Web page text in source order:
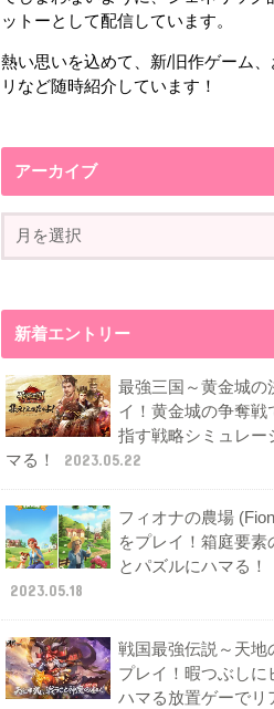
ットーとして配信しています。
熱い思いを込めて、新/旧作ゲーム
リなど随時紹介しています！
アーカイブ
新着エントリー
最強三国～黄金城の
イ！黄金城の争奪戦
指す戦略シミュレー
マる！
2023.05.22
フィオナの農場
をプレイ！箱庭要素
とパズルにハマる！
2023.05.18
戦国最強伝説～天地
プレイ！暇つぶしに
ハマる放置ゲーでリ